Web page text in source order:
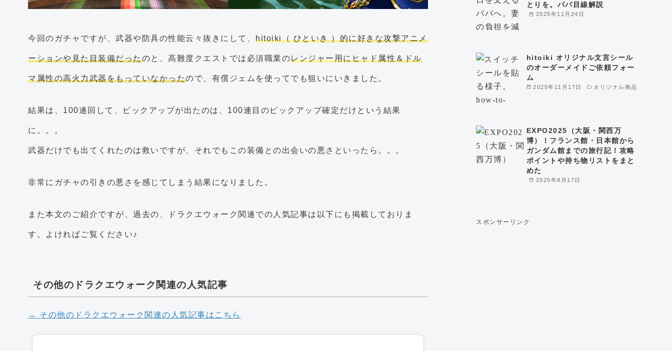
今回のガチャですが、武器や防具の性能云々抜きにして、 hitoiki（ ひといき ）的に好きな攻撃アニメ
ーションや見た目装備だったのと、高難度クエストでは必須職業のレンジャー用にヒャド属性＆ドル
マ属性の高火力武器をもっていなかったので、有償ジェムを使ってでも狙いにいきました。
結果は、100連回して、ピックアップが出たのは、100連目のピックアップ確定だけという結果
に。。。
武器だけでも出てくれたのは救いですが、それでもこの装備との出会いの悪さといったら。。。
非常にガチャの引きの悪さを感じてしまう結果になりました。
また本文のご紹介ですが、過去の、ドラクエウォーク関連での人気記事は以下にも掲載しておりま
す。よければご覧ください♪
その他のドラクエウォーク関連の人気記事
→ その他のドラクエウォーク関連の人気記事はこちら
2025年11月24日
とりを。パパ目線解説
2025年11月17日 オリジナル商品
hitoiki オリジナル文言シール
のオーダーメイドご依頼フォー
ム
2025年8月17日
EXPO2025（大阪・関西万
博）！フランス館・日本館から
ガンダム館までの旅行記！攻略
ポイントや持ち物リストをまと
めた
スポンサーリンク